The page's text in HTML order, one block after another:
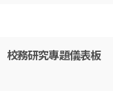
校務研究專題儀表板